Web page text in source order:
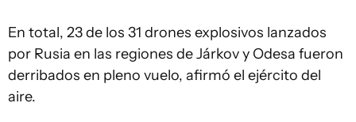
En total, 23 de los 31 drones explosivos lanzados
por Rusia en las regiones de Járkov y Odesa fueron
derribados en pleno vuelo, afirmó el ejército del
aire.